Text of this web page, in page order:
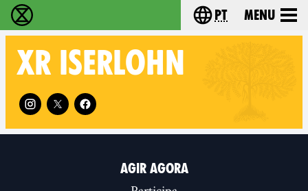
Extinction Rebellion - Home Choose your
pt Menu
XR ISERLOHN
Follow XR Iserlohn on
AGIR AGORA